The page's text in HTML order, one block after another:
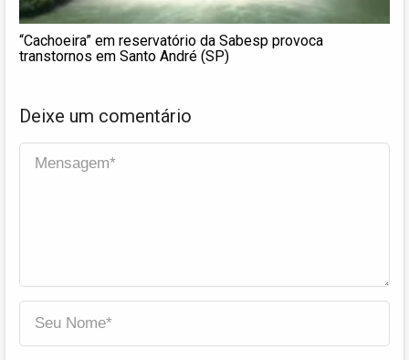
“Cachoeira” em reservatório da Sabesp provoca
transtornos em Santo André (SP)
Deixe um comentário